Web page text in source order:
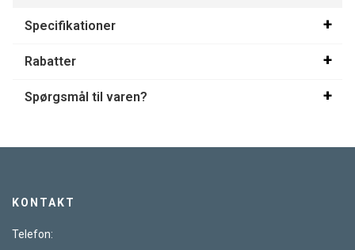
Specifikationer
Rabatter
Spørgsmål til varen?
KONTAKT
Telefon: